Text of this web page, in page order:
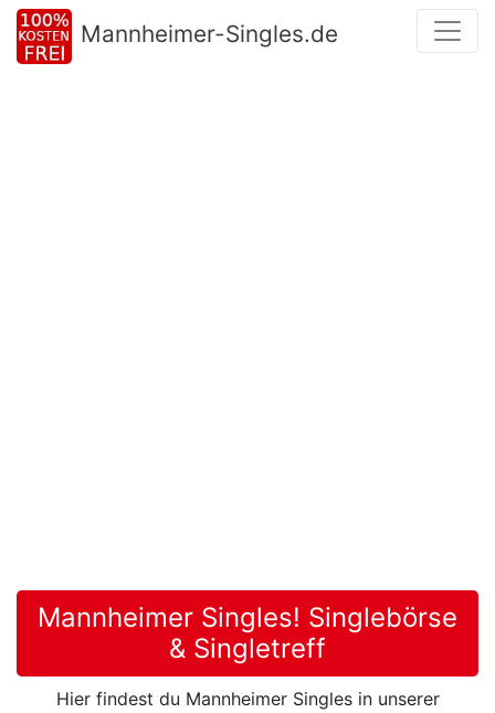
Mannheimer-Singles.de
Mannheimer Singles! Singlebörse
& Singletreff
Hier findest du Mannheimer Singles in unserer